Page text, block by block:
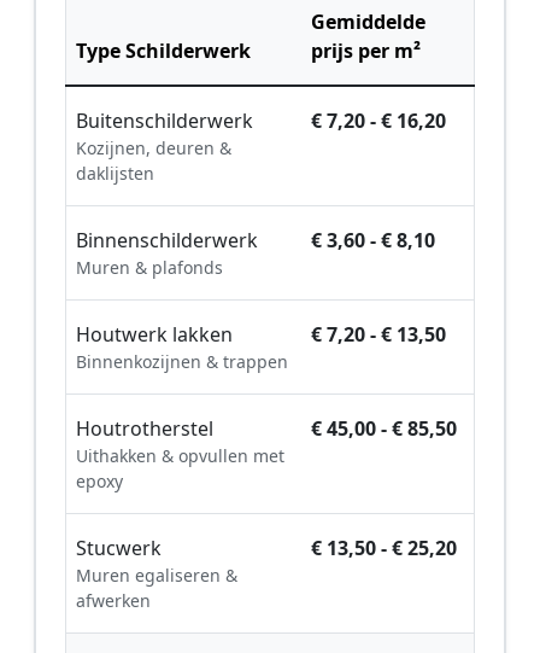
Type Schilderwerk
Gemiddelde
prijs per m²
Buitenschilderwerk
Kozijnen, deuren &
daklijsten
€ 7,20 - € 16,20
Binnenschilderwerk
Muren & plafonds
€ 3,60 - € 8,10
Houtwerk lakken
Binnenkozijnen & trappen
€ 7,20 - € 13,50
Houtrotherstel
Uithakken & opvullen met
epoxy
€ 45,00 - € 85,50
Stucwerk
Muren egaliseren &
afwerken
€ 13,50 - € 25,20